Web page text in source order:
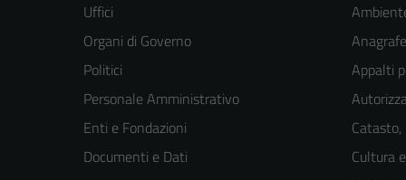
Uffici
Organi di Governo
Politici
Personale Amministrativo
Enti e Fondazioni
Documenti e Dati
Appalti
Cultura